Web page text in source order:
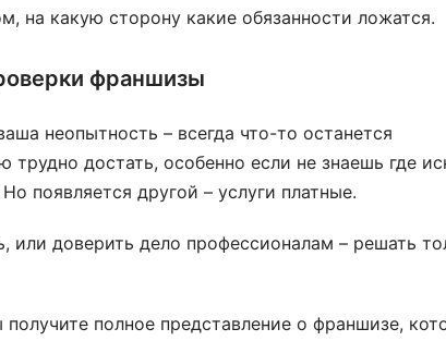
на какую сторону какие обязанности ложатся.
франшизы
неопытность – всегда что-то останется
достать, особенно если не знаешь где
появляется другой – услуги платные.
или доверить дело профессионалам – решать
полное представление о франшизе,